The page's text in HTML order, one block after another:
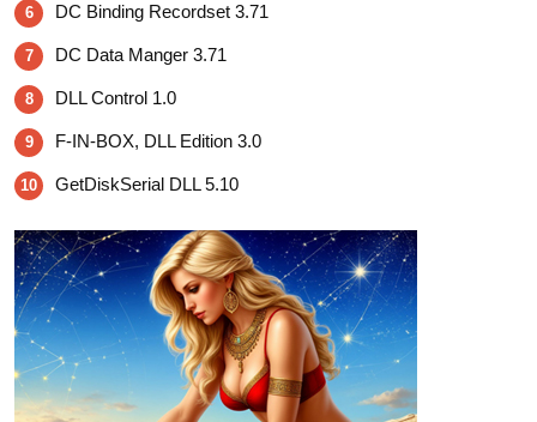
6 DC Binding Recordset 3.71
7 DC Data Manger 3.71
8 DLL Control 1.0
9 F-IN-BOX, DLL Edition 3.0
10 GetDiskSerial DLL 5.10